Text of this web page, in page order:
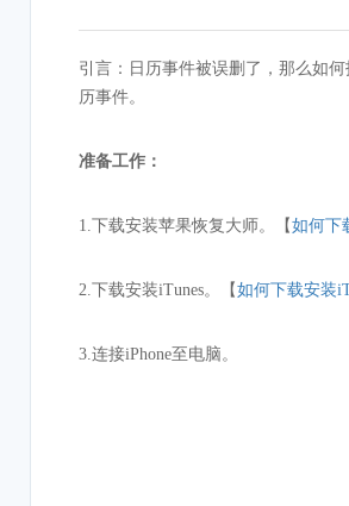
引言：日历事件被误删了，那么如
历事件。
准备工作：
1.下载安装苹果恢复大师。【如何下
2.下载安装iTunes。【如何下载安装
3.连接iPhone至电脑。